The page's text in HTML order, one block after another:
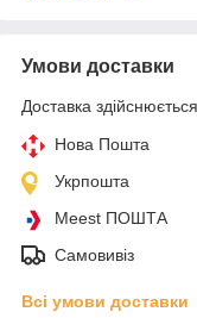
Умови доставки
Доставка
Нова Пошта
Укрпошта
Meest ПОШТА
Самовивіз
Всі умови доставки